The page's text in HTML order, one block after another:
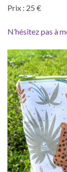
Prix : 25 €
N’hésitez pas à